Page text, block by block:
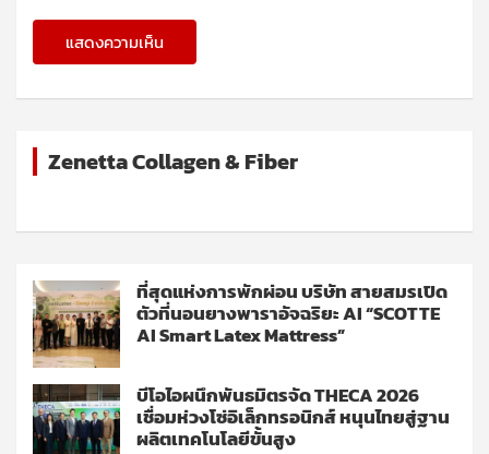
Zenetta Collagen & Fiber
ที่สุดแห่งการพักผ่อน บริษัท สายสมรเปิด
ตัวที่นอนยางพาราอัจฉริยะ AI “SCOTTE
AI Smart Latex Mattress”
บีโอไอผนึกพันธมิตรจัด THECA 2026
เชื่อมห่วงโซ่อิเล็กทรอนิกส์ หนุนไทยสู่ฐาน
ผลิตเทคโนโลยีขั้นสูง